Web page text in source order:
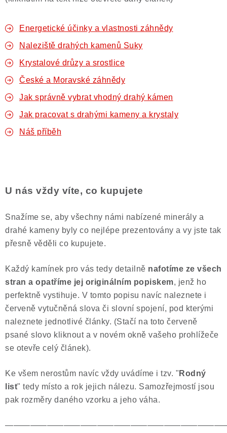
Energetické účinky a vlastnosti záhnědy
Naleziště drahých kamenů Suky
Krystalové drůzy a srostlice
České a Moravské záhnědy
Jak správně vybrat vhodný drahý kámen
Jak pracovat s drahými kameny a krystaly
Náš příběh
U nás vždy víte, co kupujete
Snažíme se, aby všechny námi nabízené minerály a
drahé kameny byly co nejlépe prezentovány a vy jste tak
přesně věděli co kupujete.
Každý kamínek pro vás tedy detailně nafotíme ze všech
stran a opatříme jej originálním popiskem, jenž ho
perfektně vystihuje. V tomto popisu navíc naleznete i
červeně vytučněná slova či slovní spojení, pod kterými
naleznete jednotlivé články. (Stačí na toto červeně
psané slovo kliknout a v novém okně vašeho prohlížeče
se otevře celý článek).
Ke všem nerostům navíc vždy uvádíme i tzv. " Rodný
list" tedy místo a rok jejich nálezu. Samozřejmostí jsou
pak rozměry daného vzorku a jeho váha.